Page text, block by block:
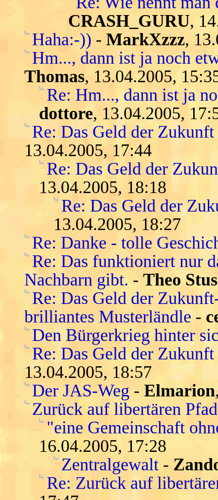
CRASH_GURU,
Haha:-)) - MarkXzzz,
Hm..., dann ist ja noch
Thomas, 13.04.2005,
Re: Hm..., dann ist ja
dottore, 13.04.2005,
Re: Das Geld der
13.04.2005, 17:44
Re: Das Geld der
13.04.2005, 18:18
Re: Das Geld der
13.04.2005, 18:27
Re: Danke - tolle
Re: Das funktioniert nur
Nachbarn gibt. - Theo
Re: Das Geld der
brilliantes Musterländle -
Den Bürgerkrieg hinter
Re: Das Geld der
13.04.2005, 18:57
Der JAS-Weg - Elmarion
Zurück auf libertären
"eine Gemeinschaft
16.04.2005, 17:28
Zentralgewalt -
Re: Zurück auf